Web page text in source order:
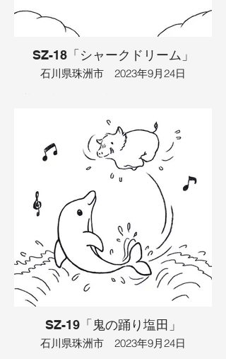
た。「僕のことをどう思っていた？」と
聞くと、「２人で船に乗っていたのを覚
えている？」と聞き返しました。おじい
さんは「愛してる」というと、２人はボ
ートで島に向かうと、そこにはハンモッ
クがあって、２人は横になると歌い出し
SZ-18「シャークドリーム」
石川県珠洲市 2023年9月24日
浜辺に鳥がいて、食べるための魚を探し
した。それは、別の鳥がやってきたから
でした。そして、眠たくなってきて、２
人は夢を見ました。夢には猫が出てき
て、一緒にご飯を食べました。すると、
猫に羽が生えてきました。そこで、一緒
に空を飛び、雲に乗りました。雨が降っ
てきたので、みんなで傘をシェアしまし
た。そこに、サメが近づいてきて、みん
なは叫びました。叫びすぎて、つかれて
しまって、また眠たくなり、また夢を見
ました。夢では、サメにも羽が生えてい
て、気がつくと鳥とネコはサメの胃の中
にいました。そこで、鳥とネコは胃の中
にいた魚を捕まえました。みんながお腹
の中で動くので、くすぐったくてサメは
ヘックションと、くしゃみをして、みん
な外に出られました。そして、サメに乗
ってみんなで遊びに行きました。
SZ-19「鬼の踊り塩田」
石川県珠洲市 2023年9月24日